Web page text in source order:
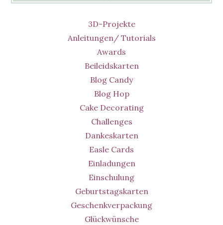
3D-Projekte
Anleitungen/ Tutorials
Awards
Beileidskarten
Blog Candy
Blog Hop
Cake Decorating
Challenges
Dankeskarten
Easle Cards
Einladungen
Einschulung
Geburtstagskarten
Geschenkverpackung
Glückwünsche